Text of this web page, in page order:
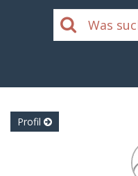
Profil